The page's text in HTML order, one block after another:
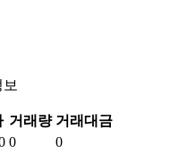
거래량 거래대금
0
0